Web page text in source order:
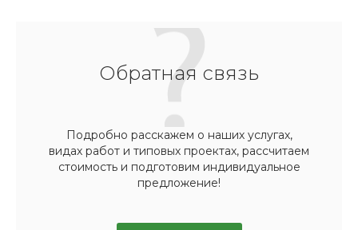
Обратная связь
Подробно расскажем о наших услугах,
видах работ и типовых проектах, рассчитаем
стоимость и подготовим индивидуальное
предложение!